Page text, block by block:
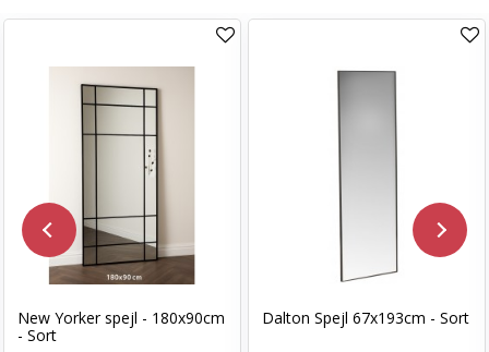
New Yorker spejl - 180x90cm
- Sort
Dalton Spejl 67x193cm - Sort